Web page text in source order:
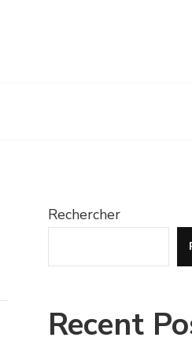
Rechercher
Recent